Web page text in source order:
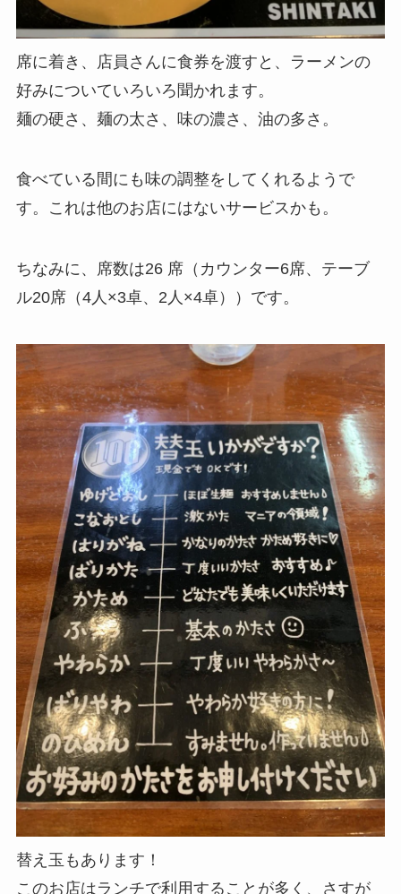
席に着き、店員さんに食券を渡すと、ラーメンの
好みについていろいろ聞かれます。
麺の硬さ、麺の太さ、味の濃さ、油の多さ。
食べている間にも味の調整をしてくれるようで
す。これは他のお店にはないサービスかも。
ちなみに、席数は26 席（カウンター6席、テーブ
ル20席（4人×3卓、2人×4卓））です。
替え玉もあります！
このお店はランチで利用することが多く、さすが